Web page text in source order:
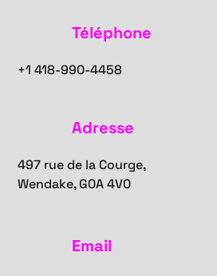
Téléphone
+1418-990-4458
Adresse
497 rue de la Courge,
Wendake, G0A 4V0
Email